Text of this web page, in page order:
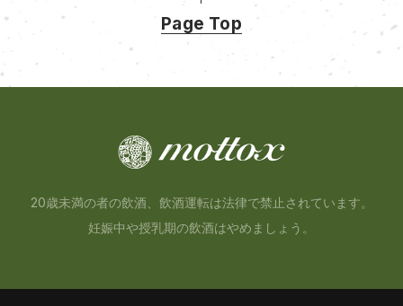
Page Top
20歳未満の者の飲酒、飲酒運転は法律で禁止されています。
妊娠中や授乳期の飲酒はやめましょう。